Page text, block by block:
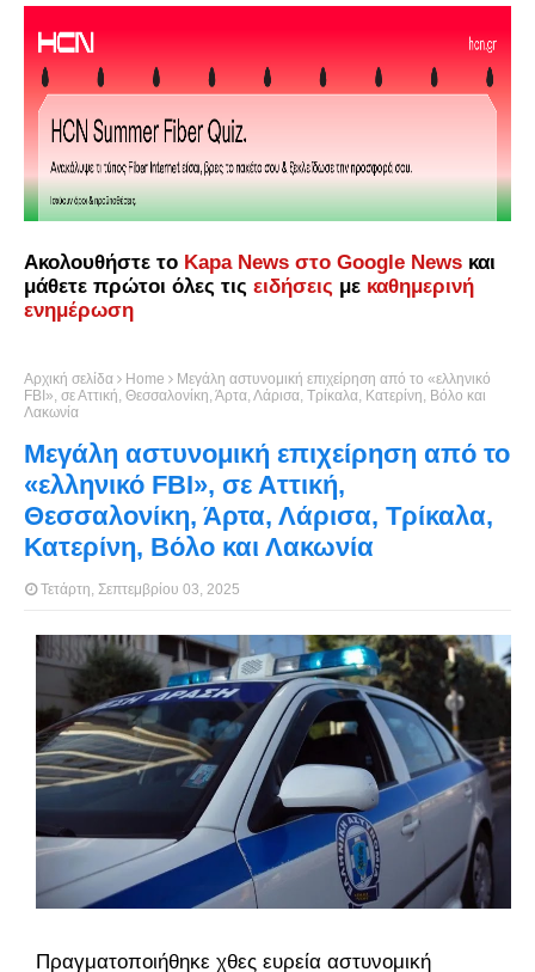
Ακολουθήστε το Kapa News στο Google News και
μάθετε πρώτοι όλες τις ειδήσεις με καθημερινή
ενημέρωση
Αρχική σελίδα Home
Μεγάλη αστυνομική επιχείρηση από το «ελληνικό
FBI», σε Αττική, Θεσσαλονίκη, Άρτα, Λάρισα, Τρίκαλα, Κατερίνη, Βόλο και
Λακωνία
Μεγάλη αστυνομική επιχείρηση από το
«ελληνικό FBI», σε Αττική,
Θεσσαλονίκη, Άρτα, Λάρισα, Τρίκαλα,
Κατερίνη, Βόλο και Λακωνία
Τετάρτη, Σεπτεμβρίου 03, 2025
Πραγματοποιήθηκε χθες ευρεία αστυνομική